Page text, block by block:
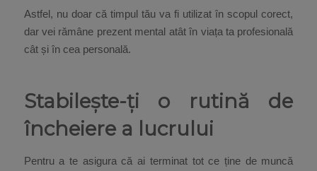
Astfel, nu doar că timpul tău va fi utilizat în scopul corect,
dar vei rămâne prezent mental atât în viața ta profesională
cât și în cea personală.
Stabilește-ți o rutină de
încheiere a lucrului
Pentru a te asigura că ai terminat tot ce ține de muncă